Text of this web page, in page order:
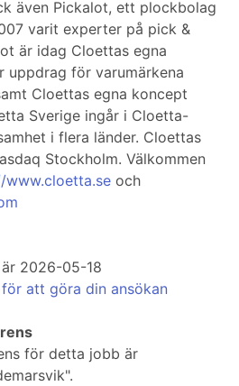
även Pickalot, ett plockbolag
varit experter på pick &
är idag Cloettas egna
uppdrag för varumärkena
Cloettas egna koncept
Sverige ingår i Cloetta-
i flera länder. Cloettas
Stockholm. Välkommen
www.cloetta.se och
2026-05-18
att göra din ansökan
för detta jobb är